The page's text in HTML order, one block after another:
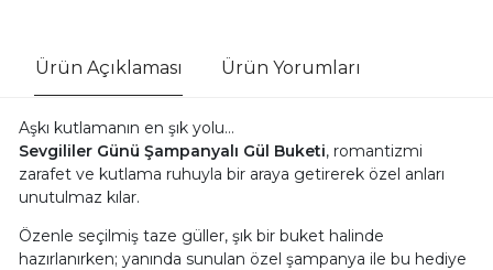
Ürün Açıklaması Ürün Yorumları
Aşkı kutlamanın en şık yolu…
Sevgililer Günü Şampanyalı Gül Buketi, romantizmi
zarafet ve kutlama ruhuyla bir araya getirerek özel anları
unutulmaz kılar.
Özenle seçilmiş taze güller, şık bir buket halinde
hazırlanırken; yanında sunulan özel şampanya ile bu hediye